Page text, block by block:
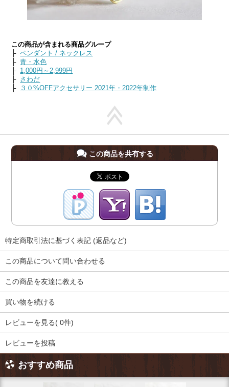
この商品が含まれる商品グループ
├ペンダント / ネックレス
├青・水色
├ 1,000円～2,999円
├ さわだ
├
３０%OFFアクセサリー 2021年・2022年制作
この商品を共有する
特定商取引法に基づく表記 (返品など)
この商品について問い合わせる
この商品を友達に教える
買い物を続ける
レビューを見る( 0件)
レビューを投稿
おすすめ商品